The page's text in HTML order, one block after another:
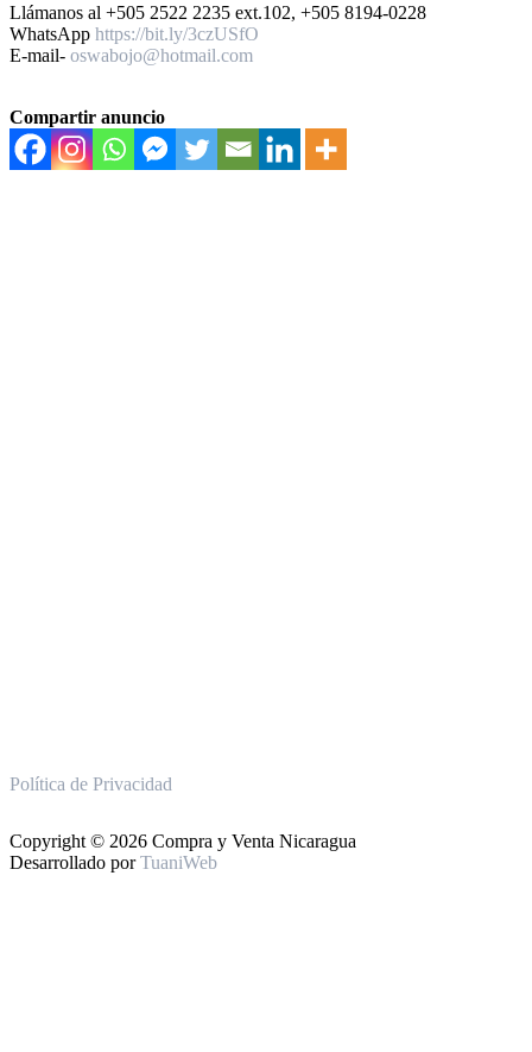
Llámanos al +505 2522 2235 ext.102, +505 8194-0228
WhatsApp https://bit.ly/3czUSfO
E-mail- oswabojo@hotmail.com
Compartir anuncio
Política de Privacidad
Copyright © 2026 Compra y Venta Nicaragua
Desarrollado porTuaniWeb